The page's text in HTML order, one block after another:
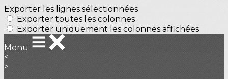
Exporter les lignes sélectionnées
Exporter toutes les colonnes
Exporter uniquement les colonnes affichées
Menu
<
>